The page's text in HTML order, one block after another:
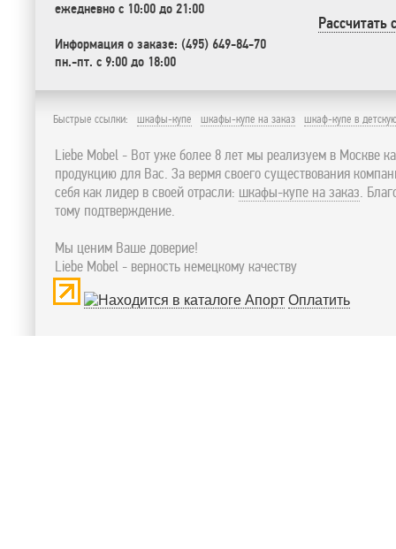
ежедневно с 10:00 до 21:00
Информация о заказе: (495) 649-84-70
пн.-пт. с 9:00 до 18:00
Быстрые ссылки: шкафы-купе шкафы-купе на заказ шкаф-купе в
Liebe Mobel - Вот уже более 8 лет мы реализуем в Москве
продукцию для Вас. За вермя своего существования
себя как лидер в своей отрасли: шкафы-купе на заказ.
тому подтверждение.
Мы ценим Ваше доверие!
Liebe Mobel - верность немецкому качеству
Оплатить